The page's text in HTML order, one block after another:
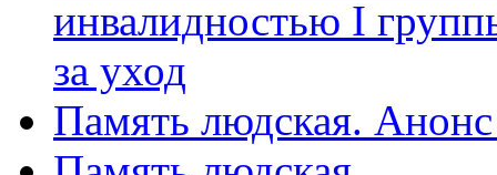
инвалидностью I
за уход
Память людская.